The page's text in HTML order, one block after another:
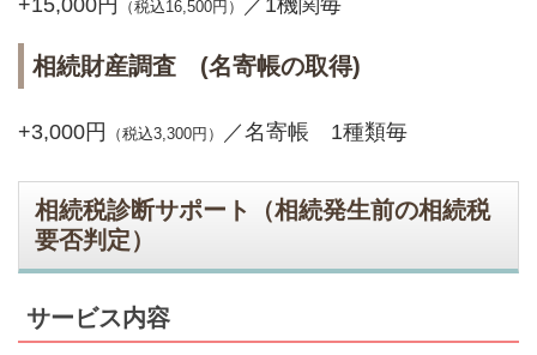
+15,000円 （税込16,500円） ／1機関毎
相続財産調査 (名寄帳の取得)
+3,000円 （税込3,300円） ／名寄帳 1種類毎
相続税診断サポート（相続発生前の相続税
要否判定）
サービス内容